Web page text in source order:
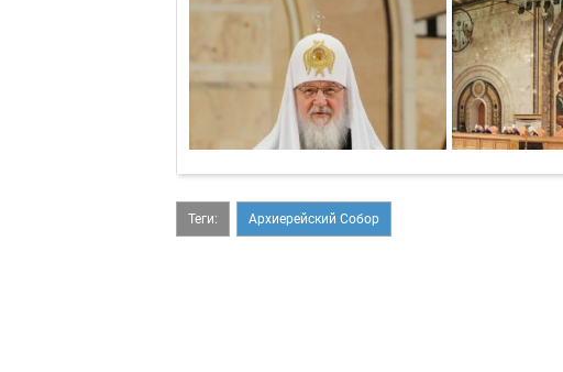
Теги: Архиерейский Собор